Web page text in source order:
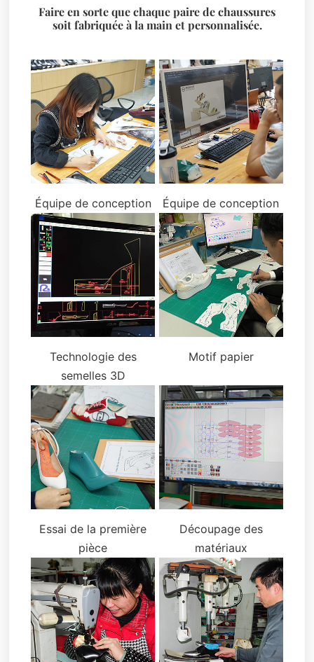
Faire en sorte que chaque paire de chaussures
soit fabriquée à la main et personnalisée.
Équipe de conception Équipe de conception
Technologie des
semelles 3D
Motif papier
Essai de la première
pièce
Découpage des
matériaux